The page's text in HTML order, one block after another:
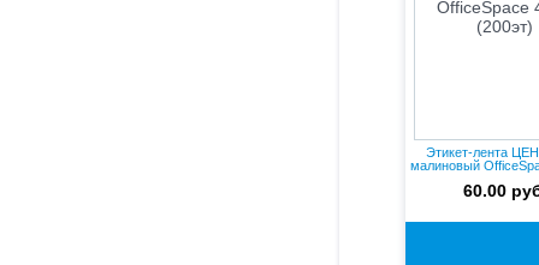
Этикет-лента
малиновый
60.00